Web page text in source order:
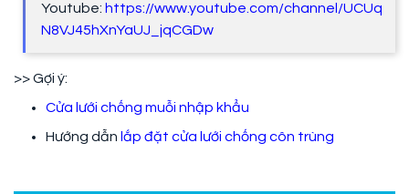
Youtube: https://www.youtube.com/channel/UCUq
N8VJ45hXnYaUJ_jqCGDw
>> Gợi ý:
Cửa lưới chống muỗi nhập khẩu
Hướng dẫn lắp đặt cửa lưới chống côn trùng